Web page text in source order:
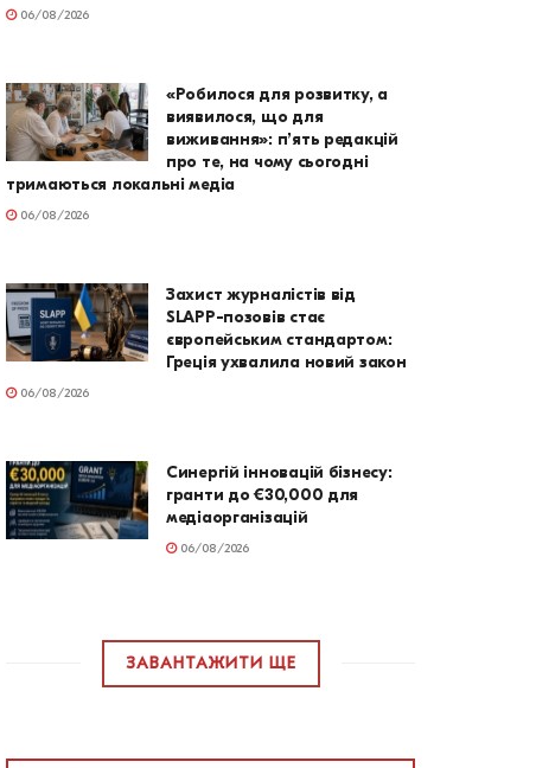
06/08/2026
«Робилося для розвитку, а
виявилося, що для
виживання»: п’ять редакцій
про те, на чому сьогодні
тримаються локальні медіа
06/08/2026
Захист журналістів від
SLAPP-позовів стає
європейським стандартом:
Греція ухвалила новий закон
06/08/2026
Синергій інновацій бізнесу:
гранти до €30,000 для
медіаорганізацій
06/08/2026
ЗАВАНТАЖИТИ ЩЕ